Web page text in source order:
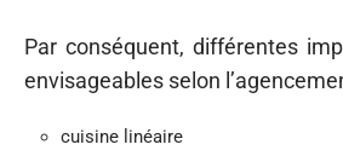
Par conséquent, différentes
envisageables selon
cuisine linéaire